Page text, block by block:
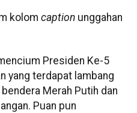
kolom caption unggahan
Presiden Ke-5
yang terdapat lambang
Merah Putih dan
Puan pun